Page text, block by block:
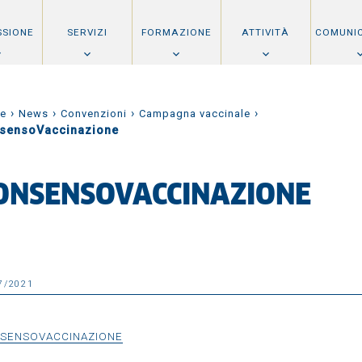
SERVIZI FORMAZIONE ATTIVITÀ
› News › Convenzioni › Campagna vaccinale ›
2021